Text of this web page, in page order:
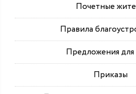
Почетные
Правила
Предложения
Приказы